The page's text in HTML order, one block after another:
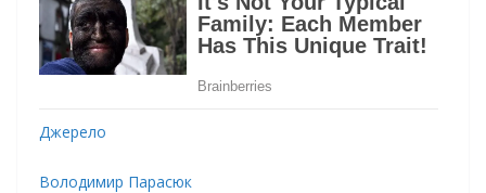
Джерело
Володимир Парасюк